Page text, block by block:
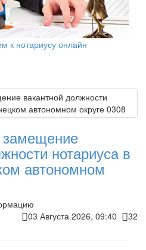
замещение
нотариуса в
автономном
03 Августа 2026, 09:40
32